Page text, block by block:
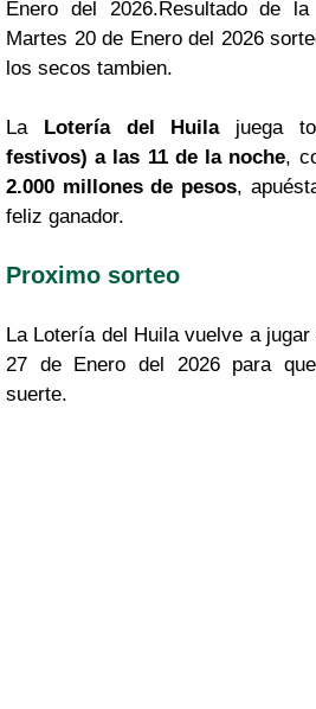
Enero del 2026.Resultado de
Martes 20 de Enero del 2026
los secos tambien.
La Lotería del Huilajuega
festivos) a las 11 de la noche,
2.000 millones de pesos,
feliz ganador.
Proximo sorteo
La Lotería del Huila vuelve a
27 de Enero del 2026 para
suerte.